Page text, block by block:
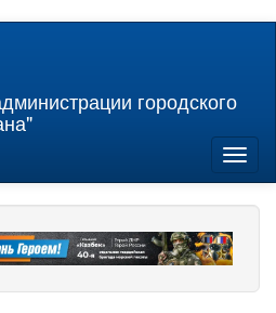
городского